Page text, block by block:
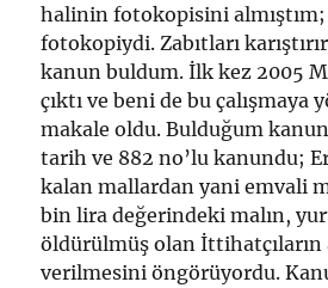
halinin fotokopisini
fotokopiydi. Zabıtları
kanun buldum. İlk kez 2005
çıktı ve beni de bu çalışmaya
makale oldu. Bulduğum
tarih ve 882 no’lu kanundu;
kalan mallardan yani emvali
bin lira değerindeki malın,
öldürülmüş olan İttihatçıların
verilmesini öngörüyordu.